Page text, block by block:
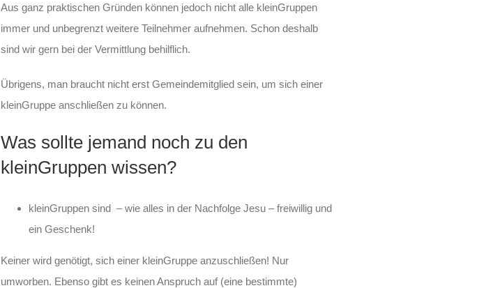
Aus ganz praktischen Gründen können jedoch nicht alle kleinGruppen
immer und unbegrenzt weitere Teilnehmer aufnehmen. Schon deshalb
sind wir gern bei der Vermittlung behilflich.
Übrigens, man braucht nicht erst Gemeindemitglied sein, um sich einer
kleinGruppe anschließen zu können.
Was sollte jemand noch zu den
kleinGruppen wissen?
kleinGruppen sind – wie alles in der Nachfolge Jesu – freiwillig und
ein Geschenk!
Keiner wird genötigt, sich einer kleinGruppe anzuschließen! Nur
umworben. Ebenso gibt es keinen Anspruch auf (eine bestimmte)